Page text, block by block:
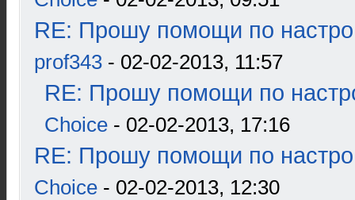
RE: Прошу помощи по
prof343 - 02-02-2013, 11:57
RE: Прошу помощи по
Choice - 02-02-2013, 17:16
RE: Прошу помощи по
Choice - 02-02-2013, 12:30